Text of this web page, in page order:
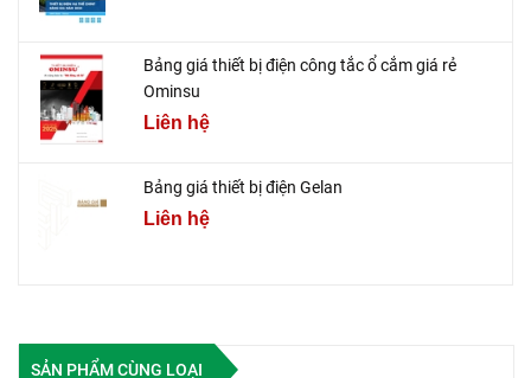
Bảng giá thiết bị điện công tắc ổ cắm giá rẻ
Ominsu
Liên hệ
Bảng giá thiết bị điện Gelan
Liên hệ
SẢN PHẨM CÙNG LOẠI